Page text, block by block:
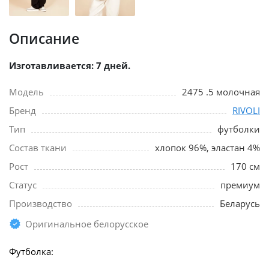
Описание
Изготавливается: 7 дней.
Модель
2475 .5 молочная
Бренд
RIVOLI
Тип
футболки
Состав ткани
хлопок 96%, эластан 4%
Рост
170 см
Статус
премиум
Производство
Беларусь
Оригинальное белорусское
Футболка: